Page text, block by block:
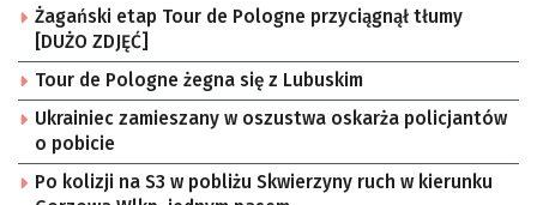
Żagański etap Tour de Pologne przyciągnął tłumy
[DUŻO ZDJĘĆ]
Tour de Pologne żegna się z Lubuskim
Ukrainiec zamieszany w oszustwa oskarża policjantów
o pobicie
Po kolizji na S3 w pobliżu Skwierzyny ruch w kierunku